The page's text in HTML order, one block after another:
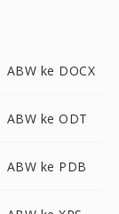
ABW ke DOCX
ABW ke ODT
ABW ke PDB